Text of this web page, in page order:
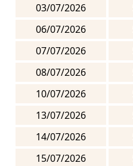
03/07/2026
06/07/2026
07/07/2026
08/07/2026
10/07/2026
13/07/2026
14/07/2026
15/07/2026